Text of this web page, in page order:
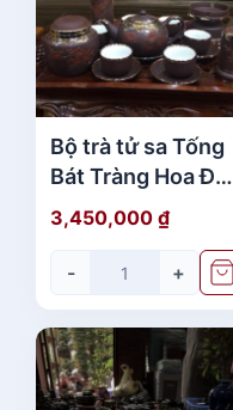
Bộ trà tử sa Tống
Bát Tràng Hoa Đào
Bọc Đồng Bạch
Full Phụ Kiện đẹp
3,450,000 ₫
- +